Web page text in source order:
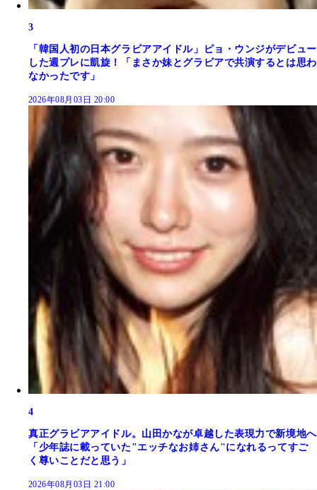
3
「韓国人初の日本グラビアアイドル」ピョ・ウンジがデビュー
した週プレに凱旋！「まさか妹とグラビアで共演するとは思わ
なかったです」
2026年08月03日 20:00
4
真正グラビアアイドル。山田かなが卓越した表現力で新境地へ
「少年誌に載っていた"エッチなお姉さん"になれるってすご
く尊いことだと思う」
2026年08月03日 21:00